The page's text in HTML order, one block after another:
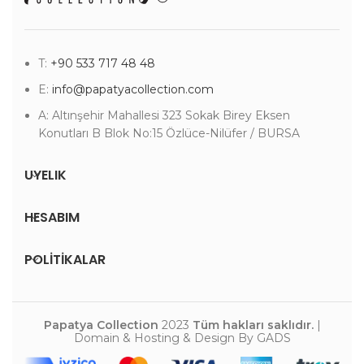
T: +90 533 717 48 48
E: info@papatyacollection.com
A: Altınşehir Mahallesi 323 Sokak Birey Eksen
Konutları B Blok No:15 Özlüce-Nilüfer / BURSA
UYELIK
HESABIM
POLİTİKALAR
Papatya Collection 2023 Tüm hakları saklıdır.|
Domain & Hosting & Design By GADS